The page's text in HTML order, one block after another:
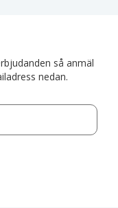
så anmäl
nedan.